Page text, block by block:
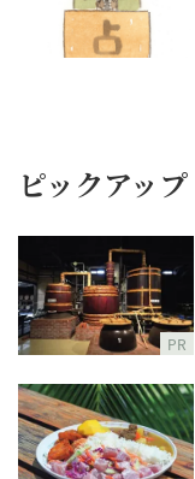
ピックアップ
PR